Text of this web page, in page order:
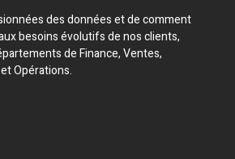
des données et de comment
besoins évolutifs de nos clients,
de Finance, Ventes,
Opérations.